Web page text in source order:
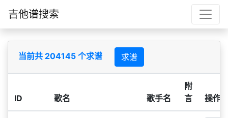
吉他谱搜索
当前共 204145 个求谱 求谱
ID 歌名 歌手名
附
言
操作